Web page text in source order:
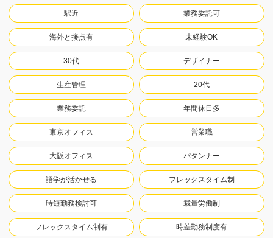
駅近 業務委託可
海外と接点有 未経験OK
30代 デザイナー
生産管理 20代
業務委託 年間休日多
東京オフィス 営業職
大阪オフィス パタンナー
語学が活かせる フレックスタイム制
時短勤務検討可 裁量労働制
フレックスタイム制有 時差勤務制度有